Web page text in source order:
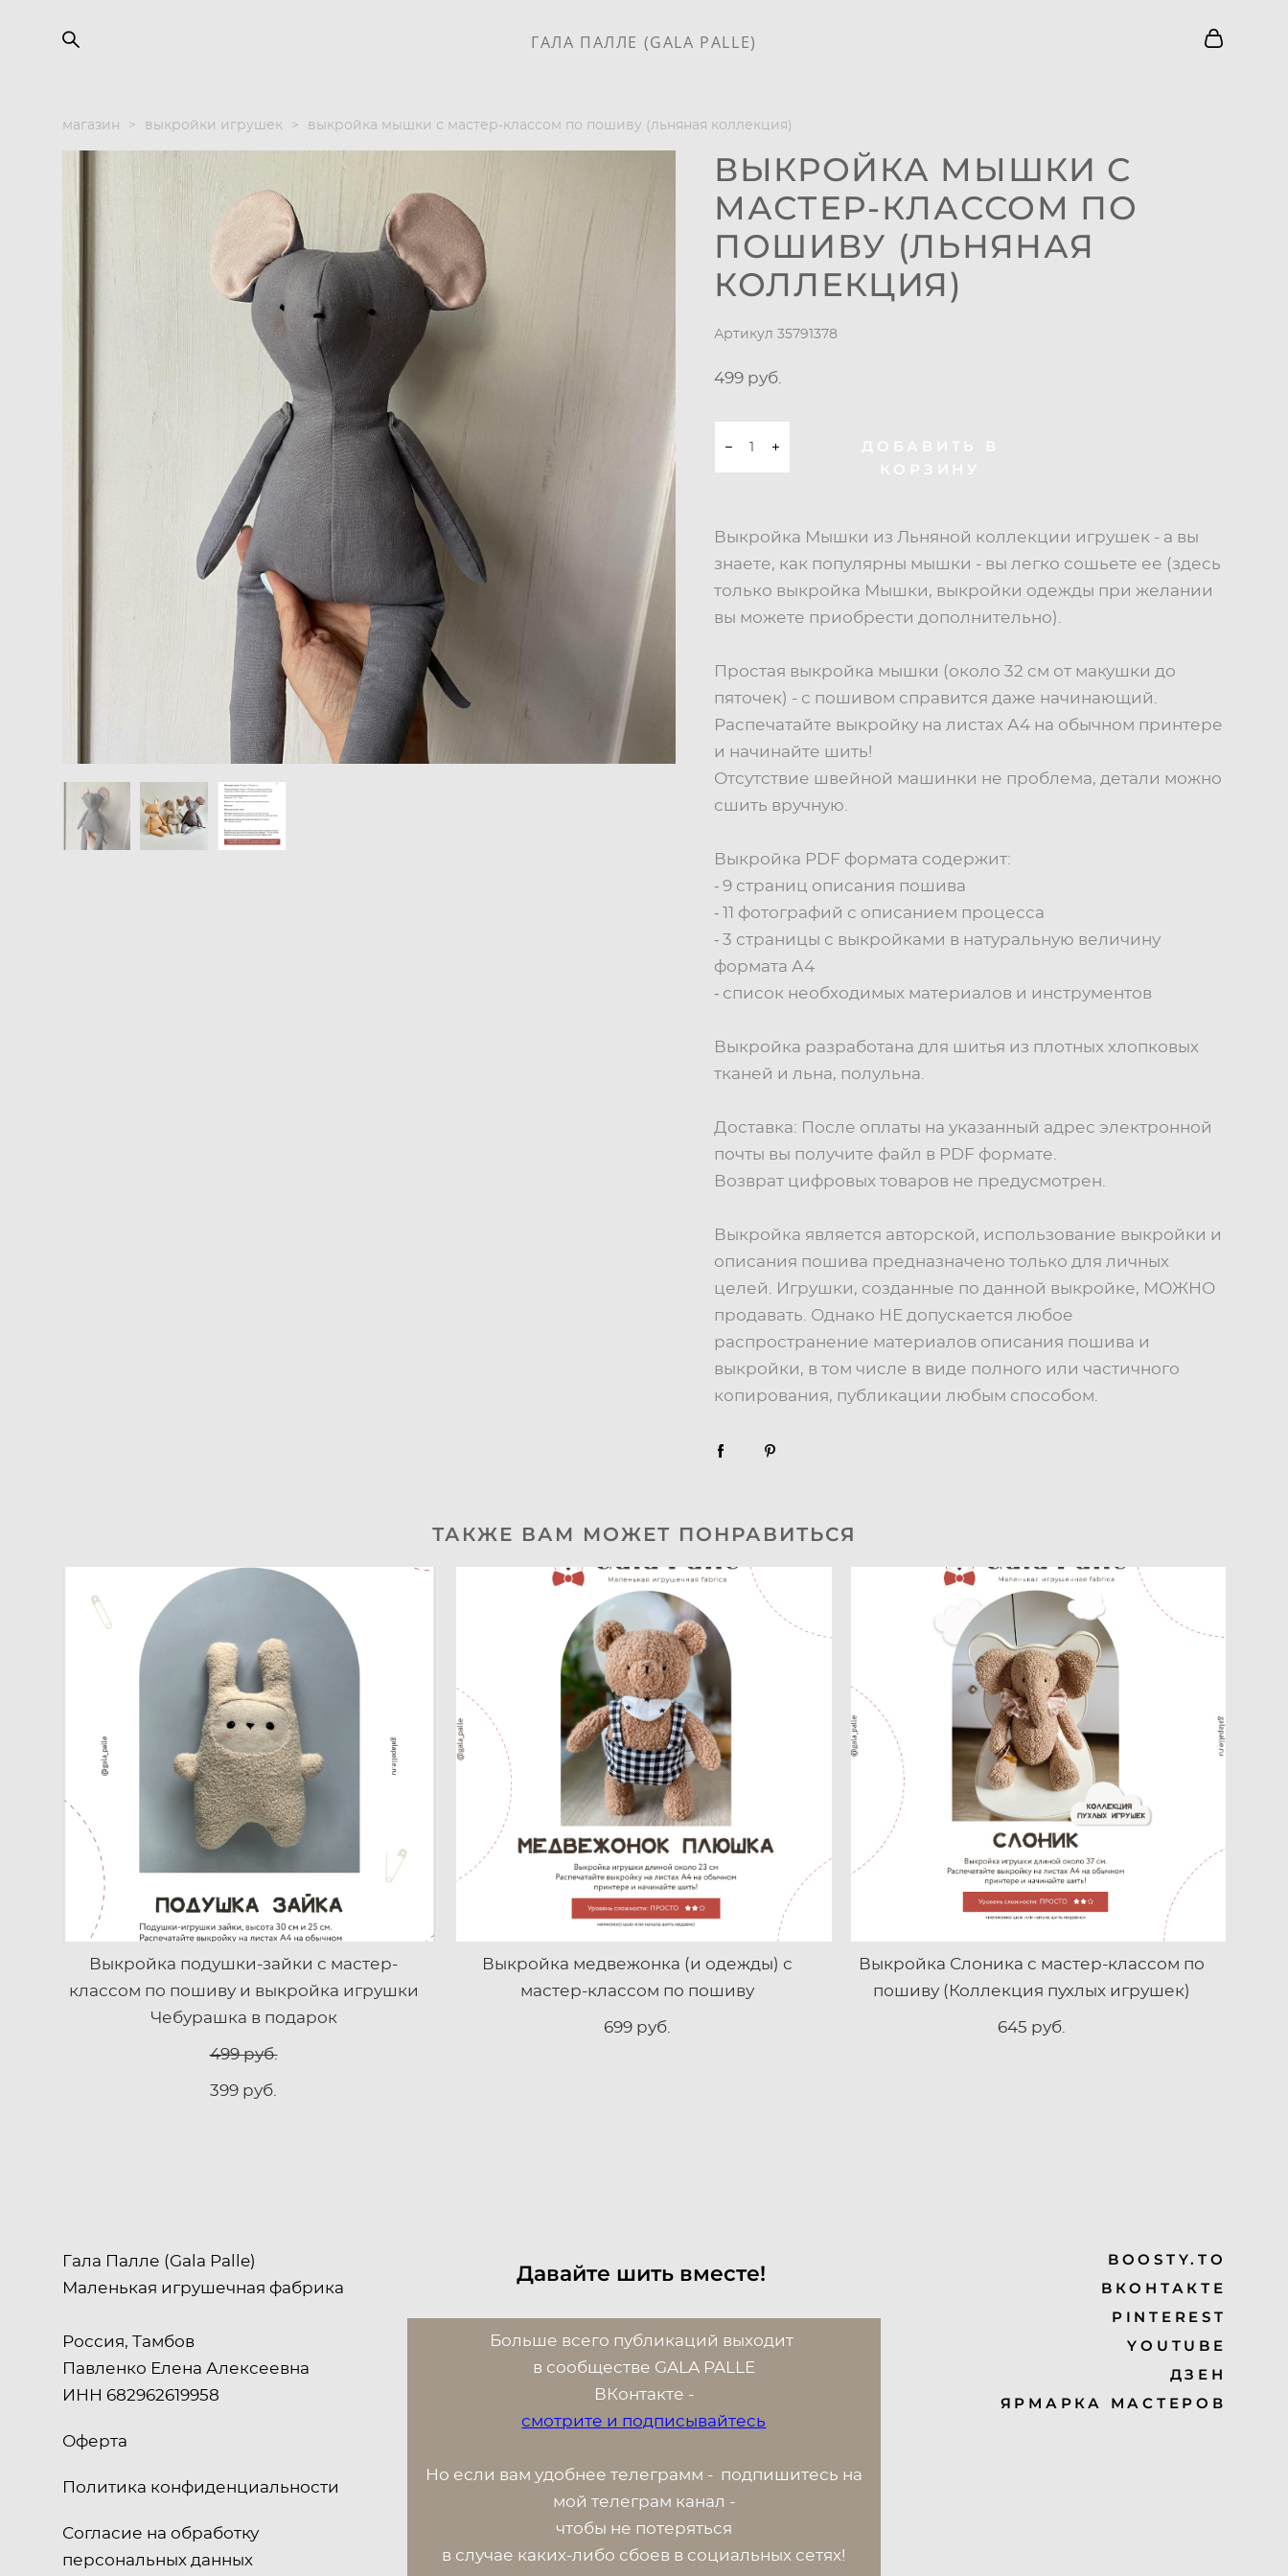
ГАЛА ПАЛЛЕ (GALA PALLE)
магазин > выкройки игрушек > выкройка мышки с мастер-классом по пошиву (льняная коллекция)
ВЫКРОЙКА МЫШКИ С
МАСТЕР-КЛАССОМ ПО
ПОШИВУ (ЛЬНЯНАЯ
КОЛЛЕКЦИЯ)
Артикул 35791378
499 pуб.
ДОБАВИТЬ В
КОРЗИНУ
Выкройка Мышки из Льняной коллекции игрушек - а вы
знаете, как популярны мышки - вы легко сошьете ее (здесь
только выкройка Мышки, выкройки одежды при желании
вы можете приобрести дополнительно).
Простая выкройка мышки (около 32 см от макушки до
пяточек) - с пошивом справится даже начинающий.
Распечатайте выкройку на листах А4 на обычном принтере
и начинайте шить!
Отсутствие швейной машинки не проблема, детали можно
сшить вручную.
Выкройка PDF формата содержит:
⁃ 9 страниц описания пошива
⁃ 11 фотографий с описанием процесса
⁃ 3 страницы с выкройками в натуральную величину
формата А4
⁃ список необходимых материалов и инструментов
Выкройка разработана для шитья из плотных хлопковых
тканей и льна, полульна.
Доставка: После оплаты на указанный адрес электронной
почты вы получите файл в PDF формате.
Возврат цифровых товаров не предусмотрен.
Выкройка является авторской, использование выкройки и
описания пошива предназначено только для личных
целей. Игрушки, созданные по данной выкройке, МОЖНО
продавать. Однако НЕ допускается любое
распространение материалов описания пошива и
выкройки, в том числе в виде полного или частичного
копирования, публикации любым способом.
ТАКЖЕ ВАМ МОЖЕТ ПОНРАВИТЬСЯ
Выкройка подушки-зайки с мастер-
классом по пошиву и выкройка игрушки
Чебурашка в подарок
499 pуб.
399 pуб.
Выкройка медвежонка (и одежды) с
мастер-классом по пошиву
699 pуб.
Выкройка Слоника с мастер-классом по
пошиву (Коллекция пухлых игрушек)
645 pуб.
Гала Палле (Gala Palle)
Маленькая игрушечная фабрика
Россия, Тамбов
Павленко Елена Алексеевна
ИНН 682962619958
Оферта
Политика конфиденциальности
Согласие на обработку
персональных данных
Давайте шить вместе!
Больше всего публикаций выходит
в сообществе GALA PALLE
ВКонтакте -
смотрите и подписывайтесь
Но если вам удобнее телеграмм - подпишитесь на
мой телеграм канал -
чтобы не потеряться
в случае каких-либо сбоев в социальных сетях!
BOOSTY.TO
BКОНТАКТЕ
PINTEREST
YOUTUBE
ДЗЕН
ЯРМАРКА МАСТЕРОВ